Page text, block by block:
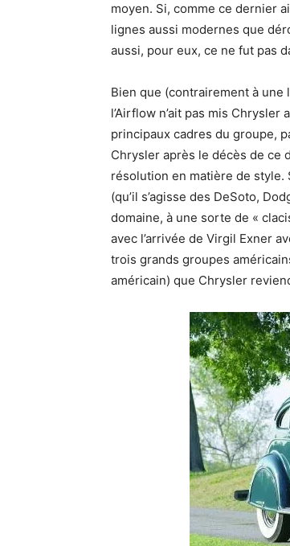
moyen. Si, comme ce dernier
lignes aussi modernes que
aussi, pour eux, ce ne fut pas
Bien que (contrairement à
l’Airflow n’ait pas mis
principaux cadres du groupe,
Chrysler après le décès de ce
résolution en matière de
(qu’il s’agisse des DeSoto,
domaine, à une sorte de «
avec l’arrivée de Virgil Exner
trois grands groupes
américain) que Chrysler